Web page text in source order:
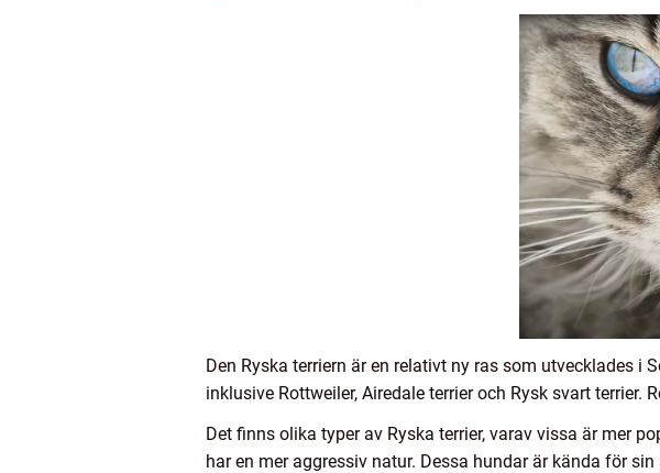
Den Ryska terriern är en relativt ny ras som utvecklades i
inklusive Rottweiler, Airedale terrier och Rysk svart
Det finns olika typer av Ryska terrier, varav vissa är mer
har en mer aggressiv natur. Dessa hundar är kända för